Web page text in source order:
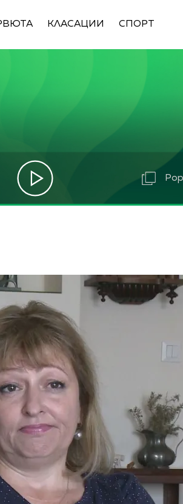
КЛАСАЦИИ СПОРТ